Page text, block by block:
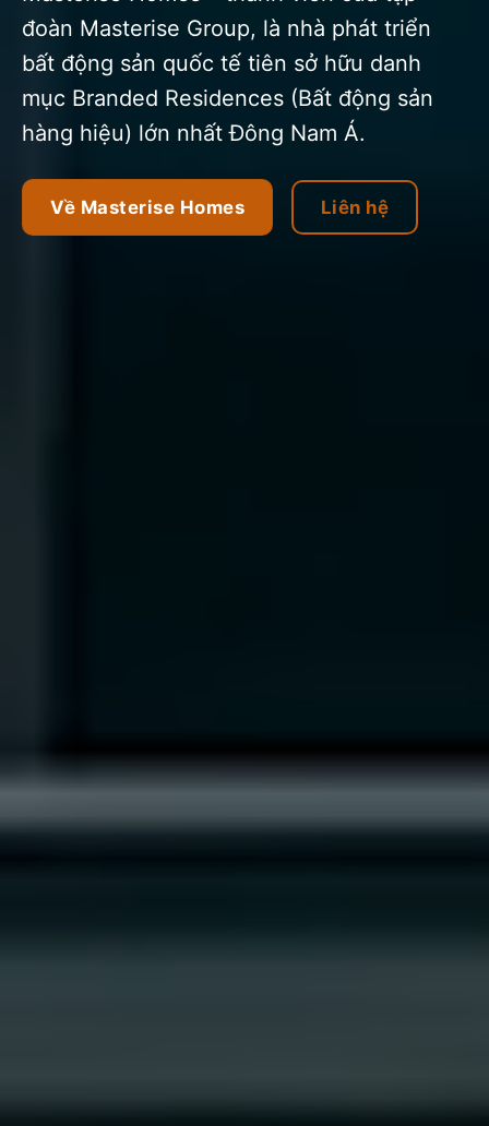
đoàn Masterise Group, là nhà phát triển
bất động sản quốc tế tiên sở hữu danh
mục Branded Residences (Bất động sản
hàng hiệu) lớn nhất Đông Nam Á.
Về Masterise Homes Liên hệ